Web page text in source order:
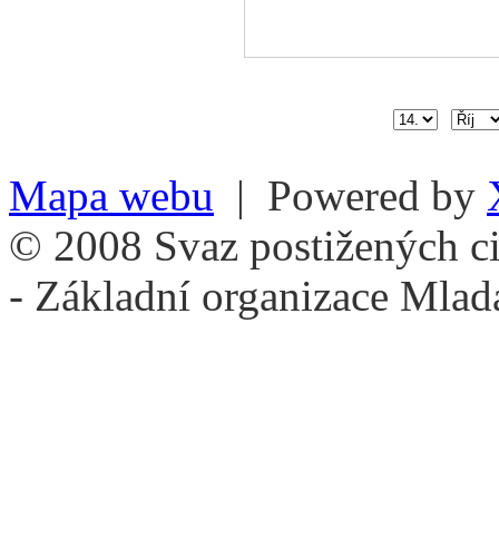
Mapa webu | Powered by
© 2008 Svaz postižených
- Základní organizace